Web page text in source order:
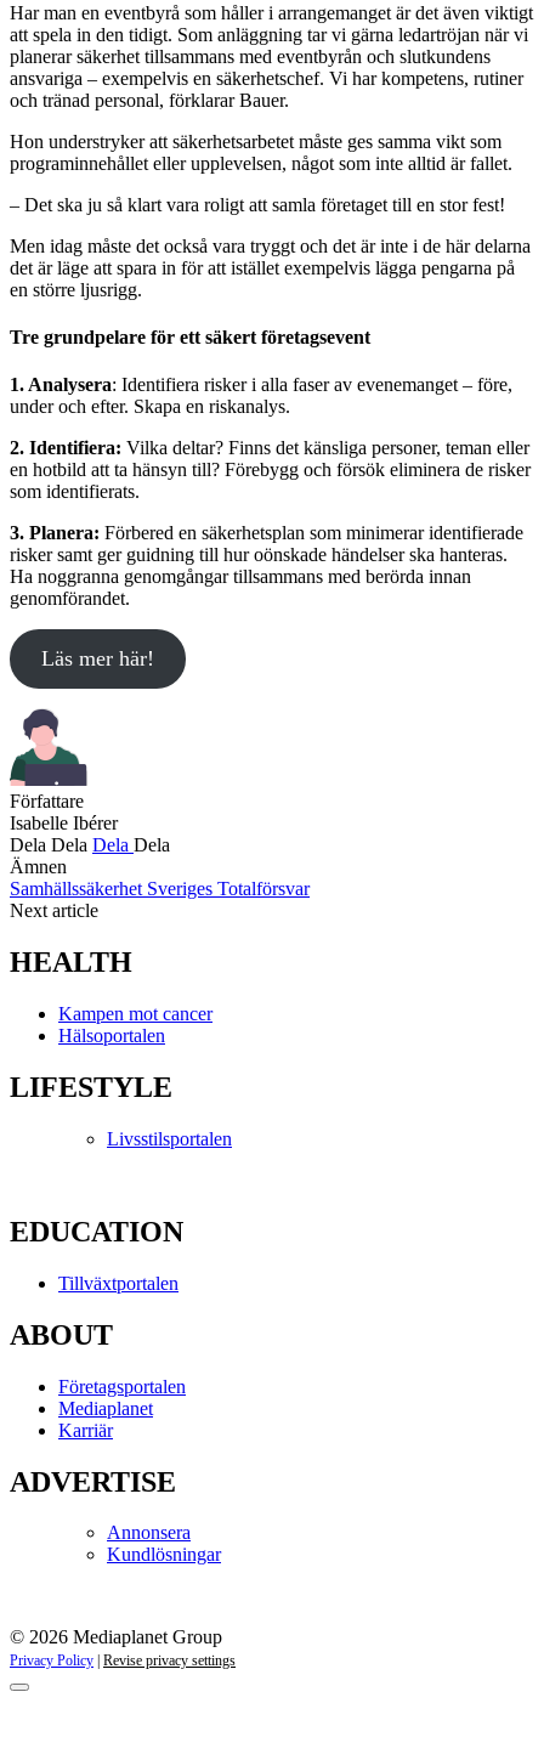
Har man en eventbyrå som håller i arrangemanget är det även viktigt
att spela in den tidigt. Som anläggning tar vi gärna ledartröjan när vi
planerar säkerhet tillsammans med eventbyrån och slutkundens
ansvariga – exempelvis en säkerhetschef. Vi har kompetens, rutiner
och tränad personal, förklarar Bauer.
Hon understryker att säkerhetsarbetet måste ges samma vikt som
programinnehållet eller upplevelsen, något som inte alltid är fallet.
– Det ska ju så klart vara roligt att samla företaget till en stor fest!
Men idag måste det också vara tryggt och det är inte i de här delarna
det är läge att spara in för att istället exempelvis lägga pengarna på
en större ljusrigg.
Tre grundpelare för ett säkert företagsevent
1. Analysera: Identifiera risker i alla faser av evenemanget – före,
under och efter. Skapa en riskanalys.
2. Identifiera: Vilka deltar? Finns det känsliga personer, teman eller
en hotbild att ta hänsyn till? Förebygg och försök eliminera de risker
som identifierats.
3. Planera: Förbered en säkerhetsplan som minimerar identifierade
risker samt ger guidning till hur oönskade händelser ska hanteras.
Ha noggranna genomgångar tillsammans med berörda innan
genomförandet.
Läs mer här!
Författare
Isabelle Ibérer
Dela Dela Dela Dela
Ämnen
Samhällssäkerhet Sveriges Totalförsvar
Next article
HEALTH
Kampen mot cancer
Hälsoportalen
LIFESTYLE
Livsstilsportalen
EDUCATION
Tillväxtportalen
ABOUT
Företagsportalen
Mediaplanet
Karriär
ADVERTISE
Annonsera
Kundlösningar
© 2026 Mediaplanet Group
Privacy Policy Revise privacy settings